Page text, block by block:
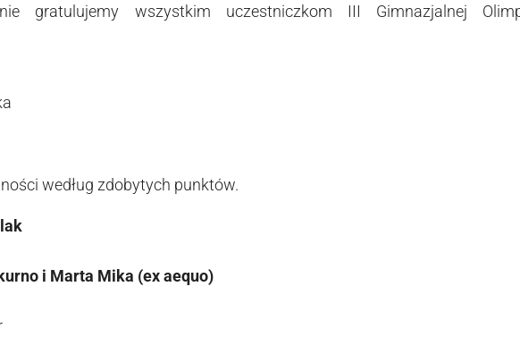
gratulujemy wszystkim uczestniczkom III Gimnazjalnej
według zdobytych punktów.
i Marta Mika (ex aequo)